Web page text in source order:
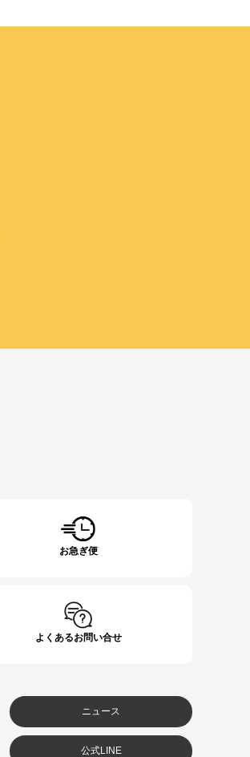
お急ぎ便
よくあるお問い合せ
ニュース
公式LINE